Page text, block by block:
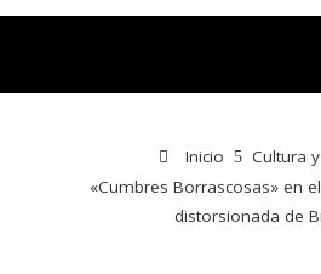
Inicio
Cultura
«Cumbres Borrascosas» en
distorsionada de